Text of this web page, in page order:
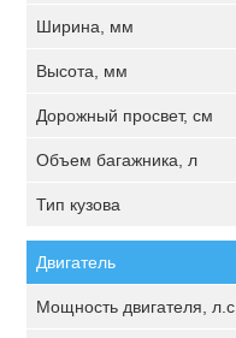
Ширина, мм
Высота, мм
Дорожный просвет, см
Объем багажника, л
Тип кузова
Двигатель
Мощность двигателя, л.с.